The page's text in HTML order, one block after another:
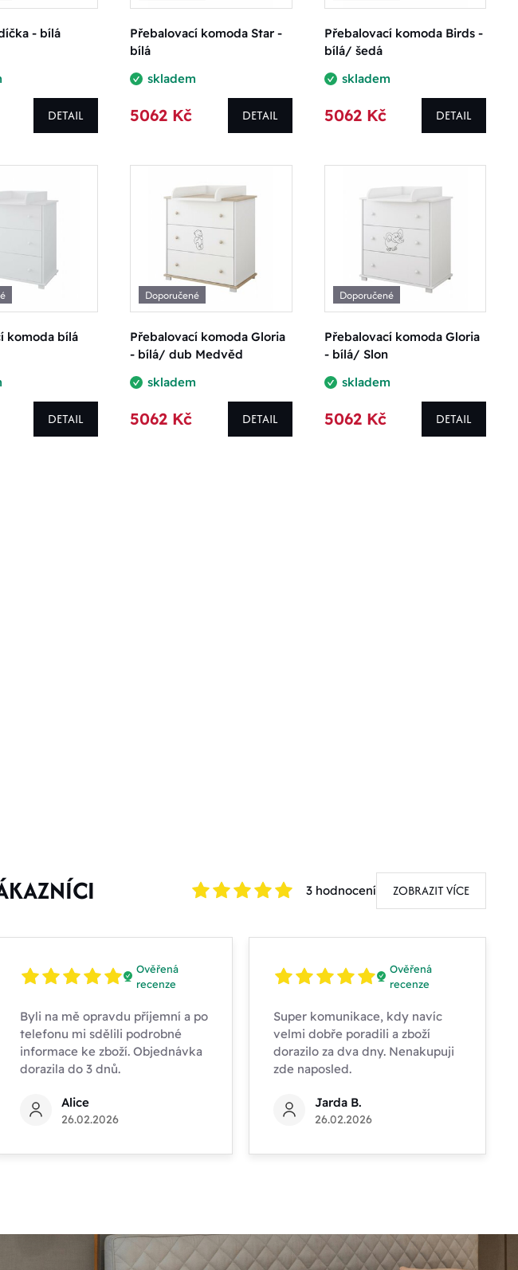
- bílá
DETAIL
Přebalovací komoda Star -
bílá
skladem
5062 Kč DETAIL
Přebalovací komoda Birds -
bílá/ šedá
skladem
5062 Kč DETAIL
komoda bílá
DETAIL
Doporučené
Přebalovací komoda Gloria
- bílá/ dub Medvěd
skladem
5062 Kč DETAIL
Doporučené
Přebalovací komoda Gloria
- bílá/ Slon
skladem
5062 Kč DETAIL
3 hodnocení ZOBRAZIT VÍCE
Ověřená
recenze
Byli na mě opravdu příjemní a po
telefonu mi sdělili podrobné
informace ke zboží. Objednávka
dorazila do 3 dnů.
Alice
26.02.2026
Ověřená
recenze
Super komunikace, kdy navíc
velmi dobře poradili a zboží
dorazilo za dva dny. Nenakupuji
zde naposled.
Jarda B.
26.02.2026